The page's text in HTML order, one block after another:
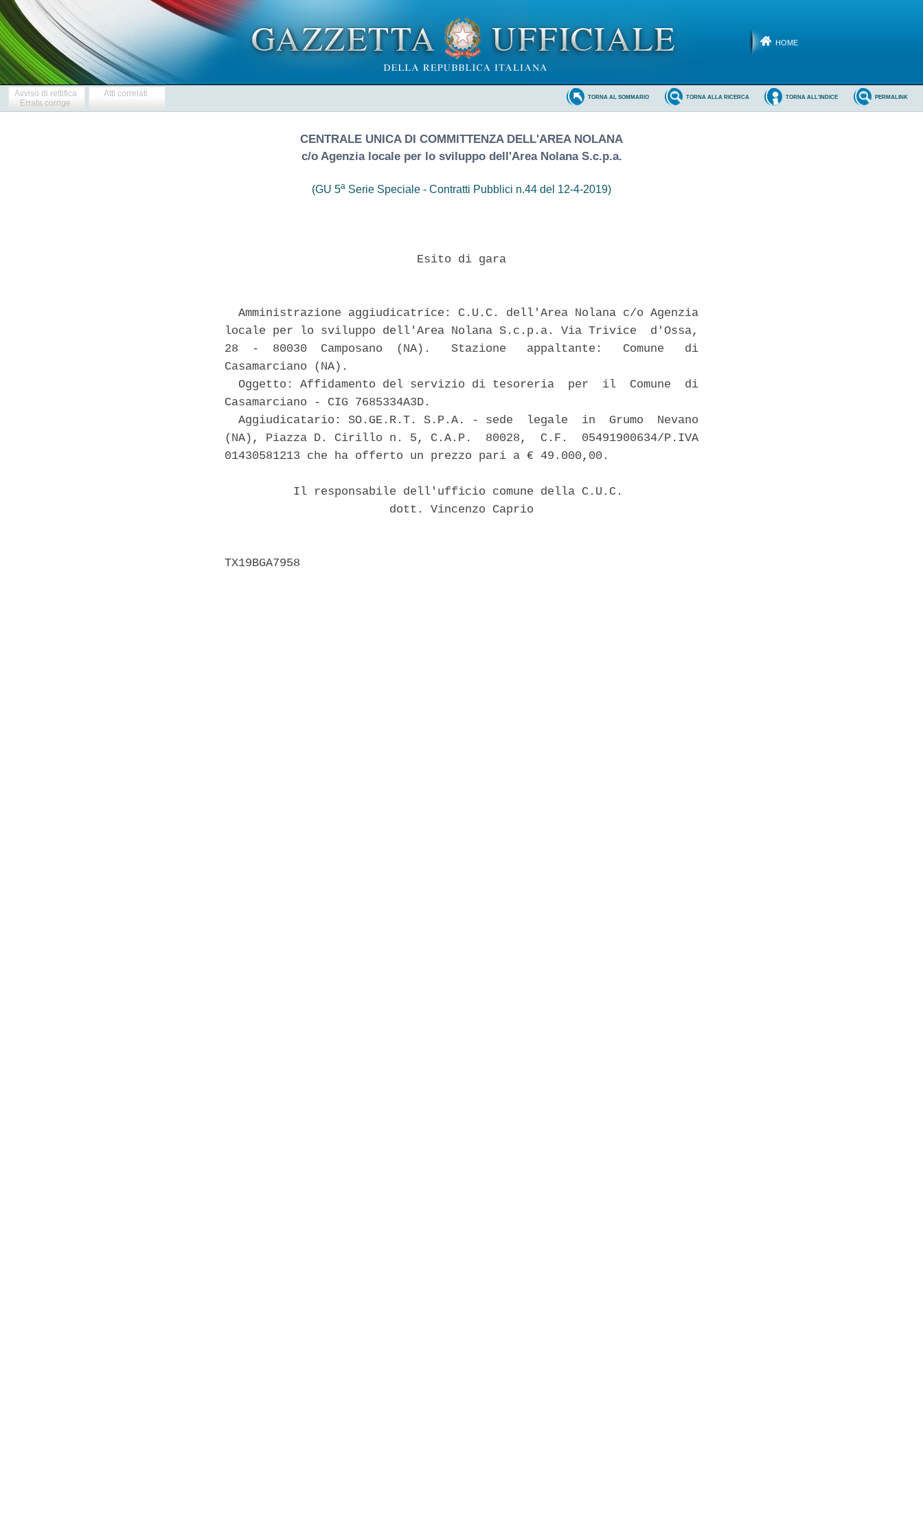
HOME
Avviso di rettifica
Errata corrige
Atti correlati PERMALINK
TORNA ALL'INDICE
TORNA ALLA RICERCA
TORNA AL SOMMARIO
CENTRALE UNICA DI COMMITTENZA DELL'AREA NOLANA
c/o Agenzia locale per lo sviluppo dell'Area Nolana S.c.p.a.
(GU 5a Serie Speciale - Contratti Pubblici n.44 del 12-4-2019)
                            Esito di gara
  Amministrazione aggiudicatrice: C.U.C. dell'Area Nolana c/o Agenzia
locale per lo sviluppo dell'Area Nolana S.c.p.a. Via Trivice  d'Ossa,
28  -  80030  Camposano  (NA).   Stazione   appaltante:   Comune   di
Casamarciano (NA).
  Oggetto: Affidamento del servizio di tesoreria  per  il  Comune  di
Casamarciano - CIG 7685334A3D.
  Aggiudicatario: SO.GE.R.T. S.P.A. - sede  legale  in  Grumo  Nevano
(NA), Piazza D. Cirillo n. 5, C.A.P.  80028,  C.F.  05491900634/P.IVA
01430581213 che ha offerto un prezzo pari a € 49.000,00.
          Il responsabile dell'ufficio comune della C.U.C.
                        dott. Vincenzo Caprio